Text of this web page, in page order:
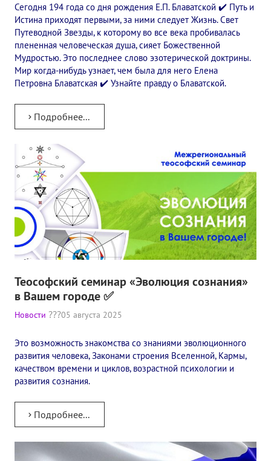
Сегодня 194 года со дня рождения Е.П. Блаватской ✔️ Путь и
Истина приходят первыми, за ними следует Жизнь. Свет
Путеводной Звезды, к которому во все века пробивалась
плененная человеческая душа, сияет Божественной
Мудростью. Это последнее слово эзотерической доктрины.
Мир когда-нибудь узнает, чем была для него Елена
Петровна Блаватская ✔️ Узнайте правду о Блаватской.
Подробнее...
Теософский семинар «Эволюция сознания»
в Вашем городе ✅
Новости 05 августа 2025
Это возможность знакомства со знаниями эволюционного
развития человека, Законами строения Вселенной, Кармы,
качеством времени и циклов, возрастной психологии и
развития сознания.
Подробнее...